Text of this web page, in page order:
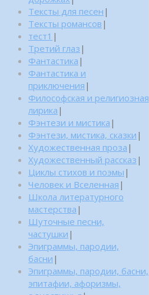
Тексты для песен |
Тексты романсов |
тест1 |
Третий глаз |
Фантастика |
Фантастика и
приключения |
Философская и религиозная
лирика |
Фэнтези и мистика |
Фэнтези, мистика, сказки |
Художественная проза |
Художественный рассказ |
Циклы стихов и поэмы |
Человек и Вселенная |
Школа литературного
мастерства |
Шуточные песни,
частушки |
Эпиграммы, пародии,
басни |
Эпиграммы, пародии, басни,
эпитафии, афоризмы,